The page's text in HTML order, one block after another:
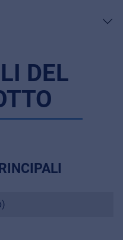
DEL